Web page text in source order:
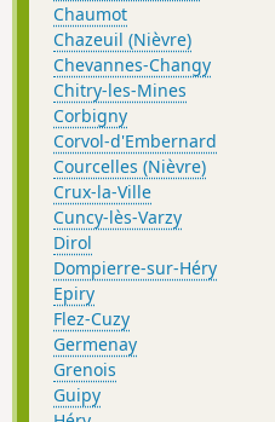
Chaumot
Chazeuil (Nièvre)
Chevannes-Changy
Chitry-les-Mines
Corbigny
Corvol-d'Embernard
Courcelles (Nièvre)
Crux-la-Ville
Cuncy-lès-Varzy
Dirol
Dompierre-sur-Héry
Epiry
Flez-Cuzy
Germenay
Grenois
Guipy